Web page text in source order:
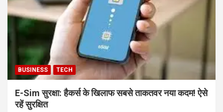
BUSINESS TECH
E-Sim सुरक्षा: हैकर्स के खिलाफ सबसे ताकतवर नया कदम! ऐसे
रहें सुरक्षित